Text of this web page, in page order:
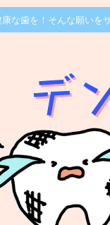
な歯を！そんな願いを